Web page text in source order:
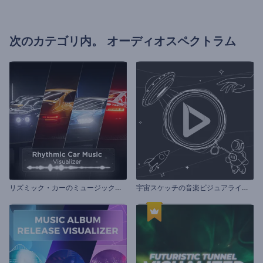
次のカテゴリ内。 オーディオスペクトラム
リ
ズミック・カーのミュージック・ビジュアライザー 宇
宙スケッチの音楽ビジュアライザー